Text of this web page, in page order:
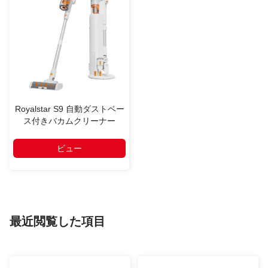
Royalstar S9 自動ダストベー
ス付きバカムクリーナー
ビュー
最近閲覧した項目